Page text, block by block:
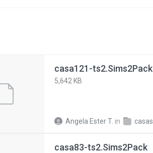
casa121-ts2.Sims2Pack
5,642 KB
Angela Ester T. in casas
casa83-ts2.Sims2Pack